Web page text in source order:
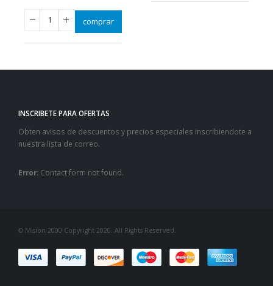
comprar
INSCRIBETE PARA OFERTAS
Obten avisos de descuentos y precios especiales inscribiendote a
nuestra lista de correo.
Error: Contact form not found.
© Mision 2000 Copyright 2020. All Rights Reserved.